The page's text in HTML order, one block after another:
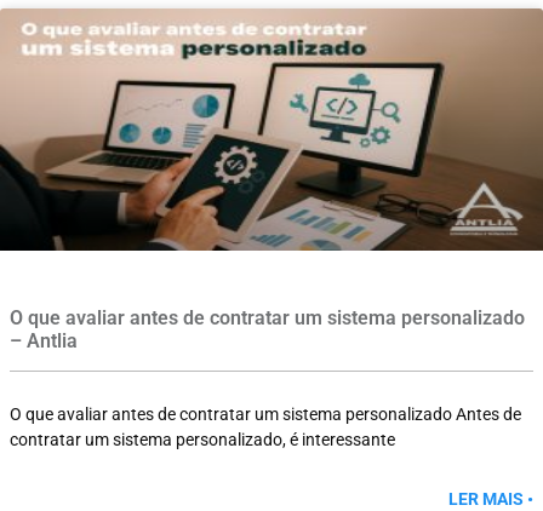
O que avaliar antes de contratar um sistema personalizado
– Antlia
O que avaliar antes de contratar um sistema personalizado Antes de
contratar um sistema personalizado, é interessante
LER MAIS •